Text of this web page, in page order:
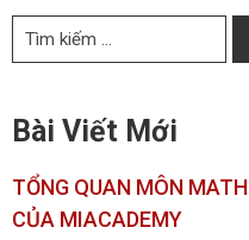
Bài Viết Mới
TỔNG QUAN MÔN
CỦA MIACADEMY